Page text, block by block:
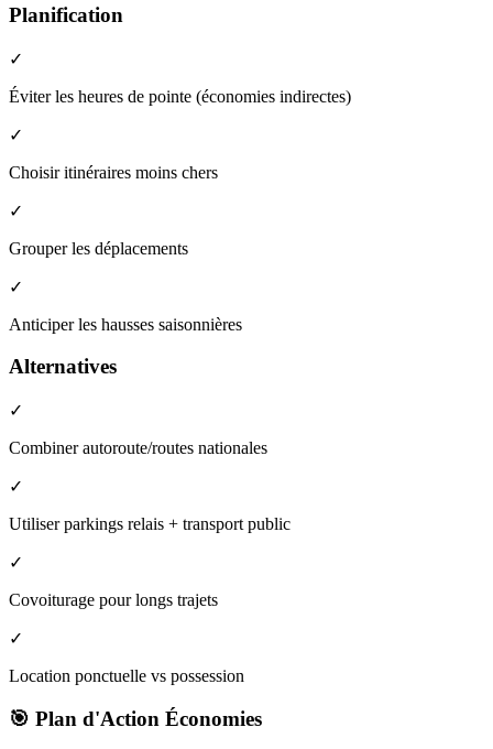
Planification
✓
Éviter les heures de pointe (économies indirectes)
✓
Choisir itinéraires moins chers
✓
Grouper les déplacements
✓
Anticiper les hausses saisonnières
Alternatives
✓
Combiner autoroute/routes nationales
✓
Utiliser parkings relais + transport public
✓
Covoiturage pour longs trajets
✓
Location ponctuelle vs possession
🎯 Plan d'Action Économies